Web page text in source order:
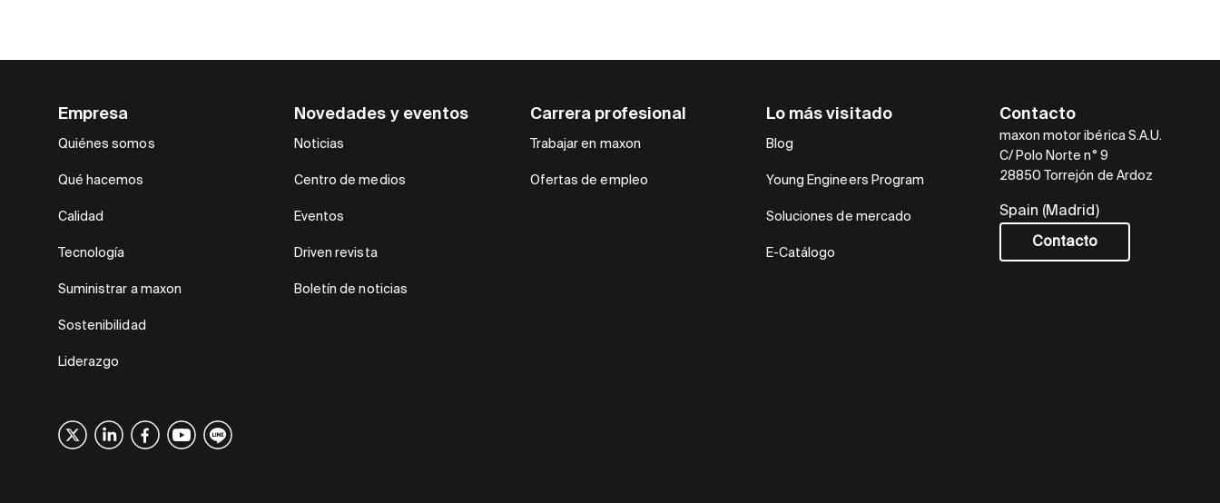
Contacto
maxon motor ibérica S.A.U.
C/ Polo Norte n° 9
28850 Torrejón de Ardoz
Spain (Madrid)
Contacto
Empresa
Quiénes somos
Qué hacemos
Calidad
Tecnología
Suministrar a maxon
Sostenibilidad
Liderazgo
Novedades y eventos
Noticias
Centro de medios
Eventos
Driven revista
Boletín de noticias
Carrera profesional
Trabajar en maxon
Ofertas de empleo
Lo más visitado
Blog
Young Engineers Program
Soluciones de mercado
E-Catálogo